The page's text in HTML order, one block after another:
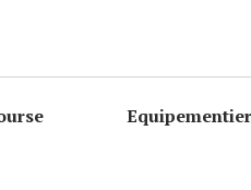
Equipementier